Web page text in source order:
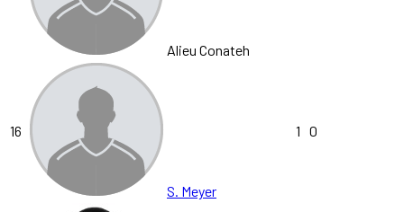
Alieu Conateh
16
S. Meyer
1 0